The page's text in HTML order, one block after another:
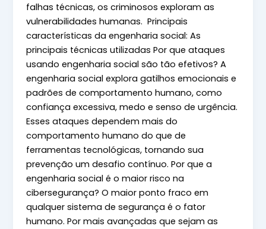
falhas técnicas, os criminosos exploram as
vulnerabilidades humanas. Principais
características da engenharia social: As
principais técnicas utilizadas Por que ataques
usando engenharia social são tão efetivos? A
engenharia social explora gatilhos emocionais e
padrões de comportamento humano, como
confiança excessiva, medo e senso de urgência.
Esses ataques dependem mais do
comportamento humano do que de
ferramentas tecnológicas, tornando sua
prevenção um desafio contínuo. Por que a
engenharia social é o maior risco na
cibersegurança? O maior ponto fraco em
qualquer sistema de segurança é o fator
humano. Por mais avançadas que sejam as